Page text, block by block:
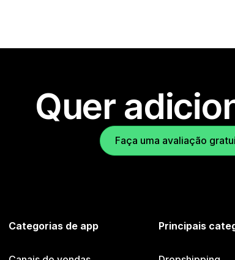
Quer
Faça uma avaliação
Categorias de app Principais